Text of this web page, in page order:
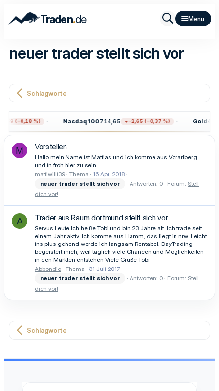
Traden.de
neuer trader stellt sich vor
Schlagworte
(−0,18 %) Nasdaq 100714,65 −2,65 (−0,37 %) Gold
M Vorstellen
Hallo mein Name ist Mattias und ich komme aus Vorarlberg
und in froh hier zu sein
mattiwilli39 Thema
16 Apr. 2018
neuer trader stellt sich vor Antworten: 0 Forum: Stell
dich vor!
A Trader aus Raum dortmund stellt sich vor
Servus Leute Ich heiße Tobi und bin 23 Jahre alt. Ich trade seit
einem Jahr aktiv. Ich komme aus Hamm, das liegt in nrw. Leicht
ins plus gehend werde ich langsam Rentabel. DayTrading
begeistert mich, weil täglich viele Chancen und Möglichkeiten
in den Märkten entstehen Viele Grüße Tobi
Abbondio Thema
31 Juli 2017
neuer trader stellt sich vor Antworten: 0 Forum: Stell
dich vor!
Schlagworte